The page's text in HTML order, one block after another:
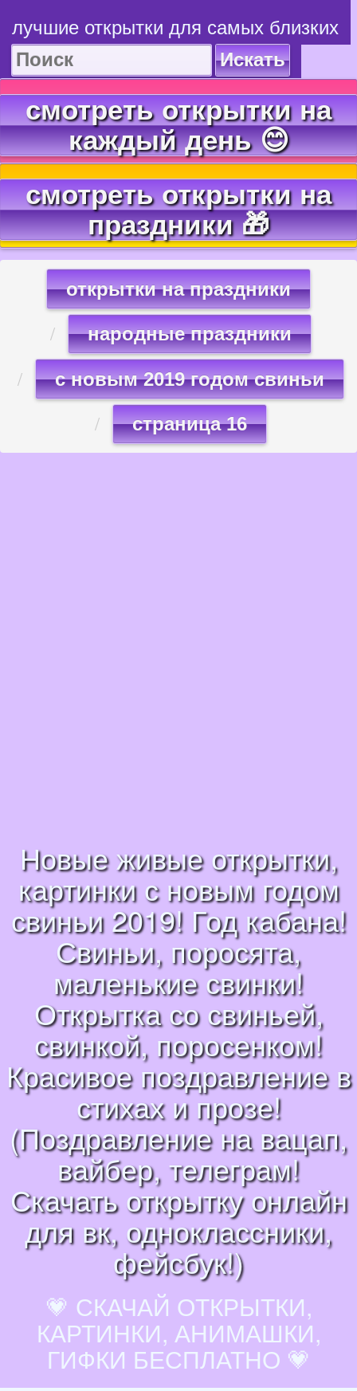
лучшие открытки для самых близких
Искать
смотреть открытки на
каждый день 😊
смотреть открытки на
праздники 🎁
открытки на праздники
народные праздники
с новым 2019 годом свиньи
страница 16
Новые живые открытки,
картинки с новым годом
свиньи 2019! Год кабана!
Свиньи, поросята,
маленькие свинки!
Открытка со свиньей,
свинкой, поросенком!
Красивое поздравление в
стихах и прозе!
(Поздравление на вацап,
вайбер, телеграм!
Скачать открытку онлайн
для вк, одноклассники,
фейсбук!)
💗 СКАЧАЙ ОТКРЫТКИ,
КАРТИНКИ, АНИМАШКИ,
ГИФКИ БЕСПЛАТНО 💗